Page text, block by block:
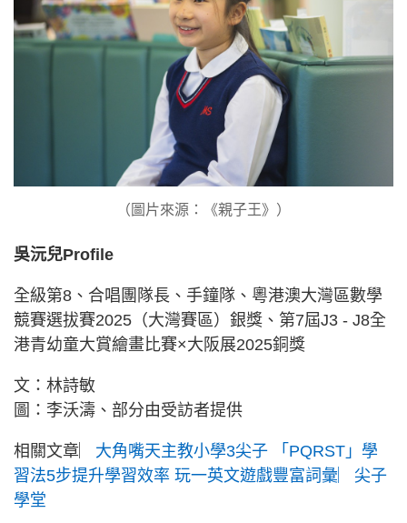
（圖片來源：《親子王》）
吳沅兒Profile
全級第8、合唱團隊長、手鐘隊、粵港澳大灣區數學
競賽選拔賽2025（大灣賽區）銀獎、第7屆J3 - J8全
港青幼童大賞繪畫比賽×大阪展2025銅獎
文：林詩敏
圖：李沃濤、部分由受訪者提供
相關文章︳ 大角嘴天主教小學3尖子 「PQRST」學
習法5步提升學習效率 玩一英文遊戲豐富詞彙︳尖子
學堂